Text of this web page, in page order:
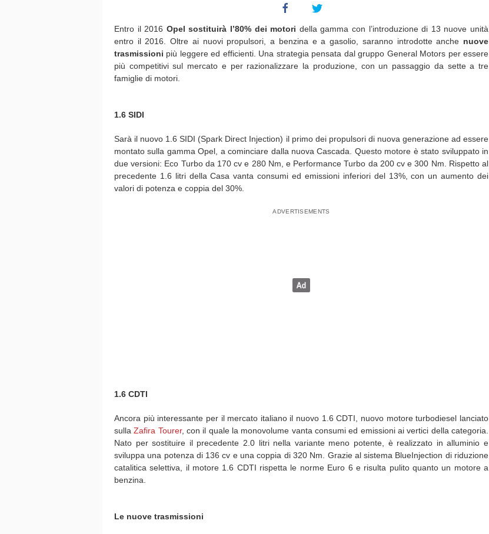
Entro il 2016 Opel sostituirà l’80% dei motori della gamma con l’introduzione di 13 nuove unità
entro il 2016. Oltre ai nuovi propulsori, a benzina e a gasolio, saranno introdotte anche nuove
trasmissioni più leggere ed efficienti. Una strategia pensata dal gruppo General Motors per essere
più competitivi sul mercato e per razionalizzare la produzione, con un passaggio da sette a tre
famiglie di motori.
1.6 SIDI
Sarà il nuovo 1.6 SIDI (Spark Direct Injection) il primo dei propulsori di nuova generazione ad essere
montato sulla gamma Opel, a cominciare dalla nuova Cascada. Questo motore è stato sviluppato in
due versioni: Eco Turbo da 170 cv e 280 Nm, e Performance Turbo da 200 cv e 300 Nm. Rispetto al
precedente 1.6 litri della Casa vanta consumi ed emissioni inferiori del 13%, con un aumento dei
valori di potenza e coppia del 30%.
1.6 CDTI
Ancora più interessante per il mercato italiano il nuovo 1.6 CDTI, nuovo motore turbodiesel lanciato
sullaZafira Tourer, con il quale la monovolume vanta consumi ed emissioni ai vertici della categoria.
Nato per sostituire il precedente 2.0 litri nella variante meno potente, è realizzato in alluminio e
sviluppa una potenza di 136 cv e una coppia di 320 Nm. Grazie al sistema BlueInjection di riduzione
catalitica selettiva, il motore 1.6 CDTI rispetta le norme Euro 6 e risulta pulito quanto un motore a
benzina.
Le nuove trasmissioni